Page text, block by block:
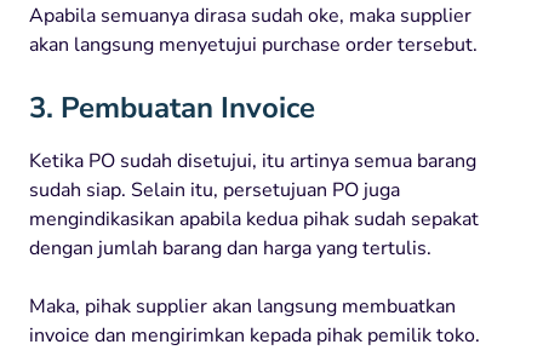
Apabila semuanya dirasa sudah oke, maka supplier
akan langsung menyetujui purchase order tersebut.
3. Pembuatan Invoice
Ketika PO sudah disetujui, itu artinya semua barang
sudah siap. Selain itu, persetujuan PO juga
mengindikasikan apabila kedua pihak sudah sepakat
dengan jumlah barang dan harga yang tertulis.
Maka, pihak supplier akan langsung membuatkan
invoice dan mengirimkan kepada pihak pemilik toko.